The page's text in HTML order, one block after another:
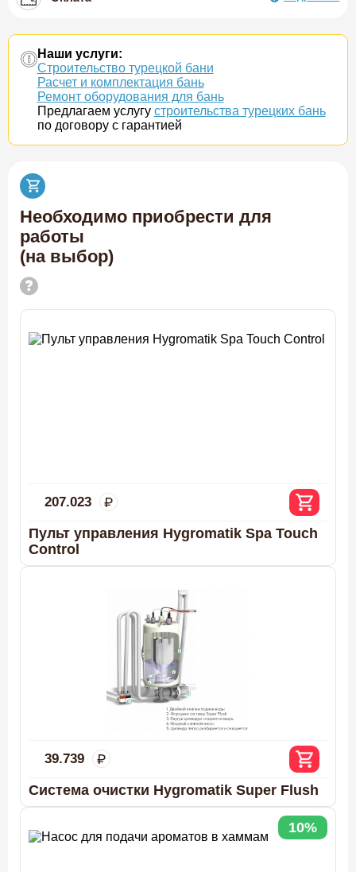
Наши услуги:
Строительство турецкой бани
Расчет и комплектация бань
Ремонт оборудования для бань
Предлагаем услугу строительства турецких бань
по договору с гарантией
Необходимо приобрести для
работы
(на выбор)
207.023
Пульт управления Hygromatik Spa Touch
Control
39.739
Система очистки Hygromatik Super Flush
10%